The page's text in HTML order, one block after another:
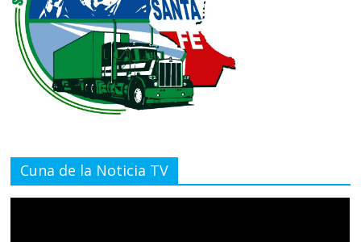
Cuna de la Noticia TV